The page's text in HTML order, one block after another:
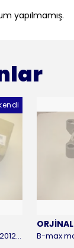
yapılmamış.
B-max arka poryalı bilya 2012-2016 ORJİNAL
ORJİNAL